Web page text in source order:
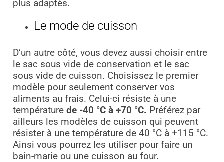
plus adaptés.
Le mode de cuisson
D’un autre côté, vous devez aussi choisir entre
le sac sous vide de conservation et le sac
sous vide de cuisson. Choisissez le premier
modèle pour seulement conserver vos
aliments au frais. Celui-ci résiste à une
température de -40 °C à +70 °C. Préférez par
ailleurs les modèles de cuisson qui peuvent
résister à une température de 40 °C à +115 °C.
Ainsi vous pourrez les utiliser pour faire un
bain-marie ou une cuisson au four.